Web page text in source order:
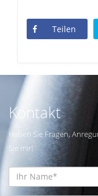
Teilen
Kontakt
Haben Sie Fragen,
Sie mir!